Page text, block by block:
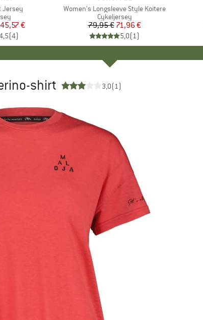
Jersey
pris
45,57 €
(4)
Artikel
Women's Longsleeve Style Koitere
Produktgruppe
Cykeljersey
Pris
79,95 €Nedsat pris
71,96 €
5,0(1)
shirt 3,0(1)